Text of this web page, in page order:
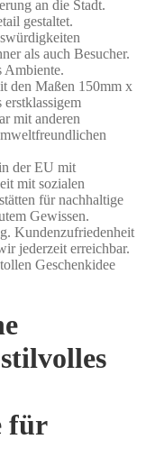
an die Stadt.
gestaltet.
als auch Besucher.
Ambiente.
den Maßen 150mm x
mit anderen
der EU mit
mit sozialen
für nachhaltige
Gewissen.
Kundenzufriedenheit
jederzeit erreichbar.
Geschenkidee
für